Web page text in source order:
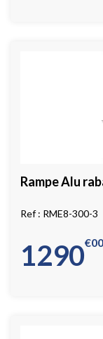
Rampe Alu
RME8-300-3
1290 00
€